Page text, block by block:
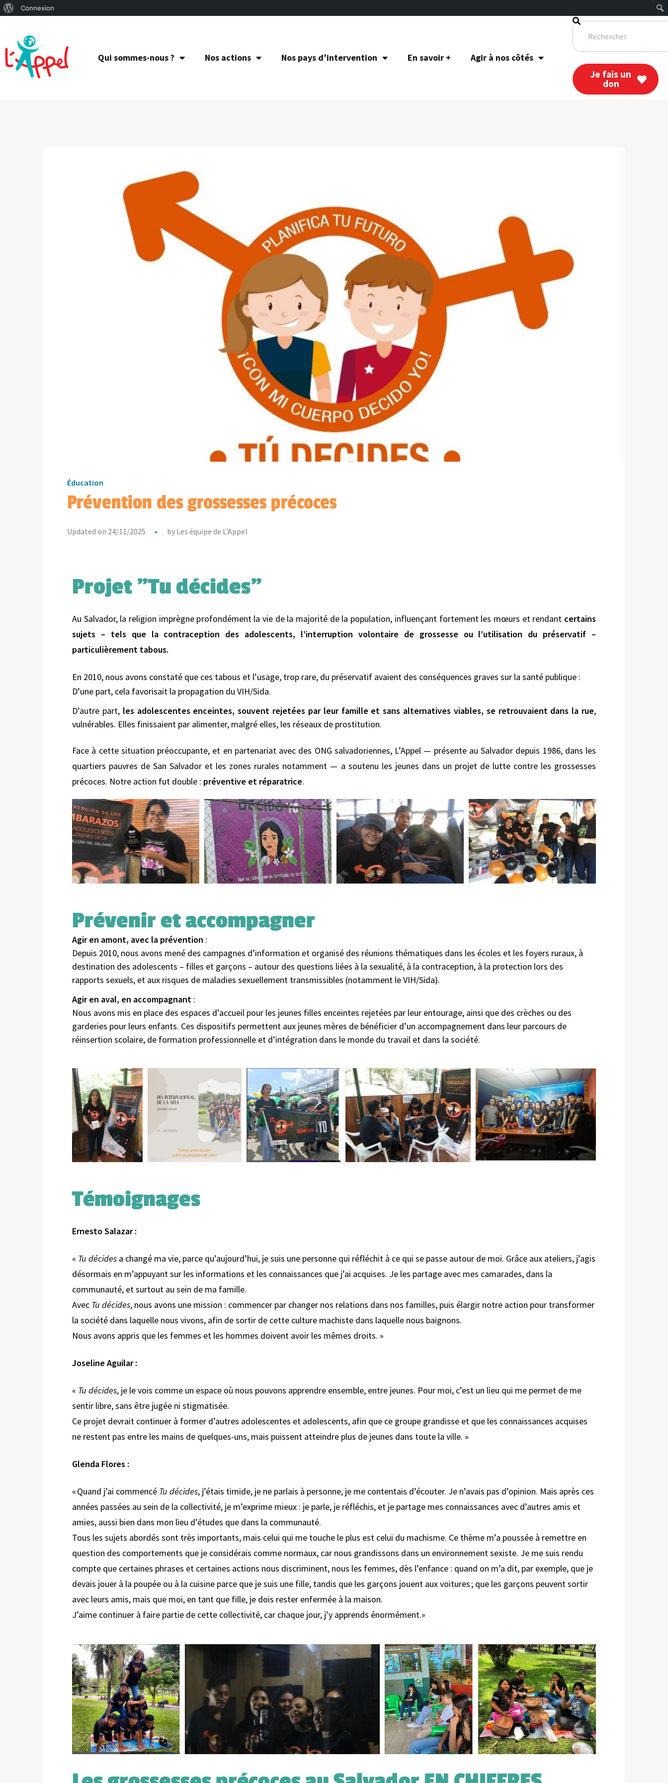
Qui sommes-nous ? Nos actions Nos pays d’intervention En savoir + Agir à nos côtés
Je fais un
don
Éducation
Prévention des grossesses précoces
Updated on 24/11/2025 by Les équipe de L'Appel
Projet "Tu décides"
Au Salvador, la religion imprègne profondément la vie de la majorité de la population, influençant fortement les mœurs et rendant certains
sujets – tels que la contraception des adolescents, l’interruption volontaire de grossesse ou l’utilisation du préservatif –
particulièrement tabous.
En 2010, nous avons constaté que ces tabous et l’usage, trop rare, du préservatif avaient des conséquences graves sur la santé publique :
D’une part, cela favorisait la propagation du VIH/Sida.
D’autre part, les adolescentes enceintes, souvent rejetées par leur famille et sans alternatives viables, se retrouvaient dans la rue,
vulnérables. Elles finissaient par alimenter, malgré elles, les réseaux de prostitution.
Face à cette situation préoccupante, et en partenariat avec des ONG salvadoriennes, L’Appel — présente au Salvador depuis 1986, dans les
quartiers pauvres de San Salvador et les zones rurales notamment — a soutenu les jeunes dans un projet de lutte contre les grossesses
précoces. Notre action fut double : préventive et réparatrice.
Prévenir et accompagner
Agir en amont, avec la prévention :
Depuis 2010, nous avons mené des campagnes d’information et organisé des réunions thématiques dans les écoles et les foyers ruraux, à
destination des adolescents – filles et garçons – autour des questions liées à la sexualité, à la contraception, à la protection lors des
rapports sexuels, et aux risques de maladies sexuellement transmissibles (notamment le VIH/Sida).
Agir en aval, en accompagnant :
Nous avons mis en place des espaces d’accueil pour les jeunes filles enceintes rejetées par leur entourage, ainsi que des crèches ou des
garderies pour leurs enfants. Ces dispositifs permettent aux jeunes mères de bénéficier d’un accompagnement dans leur parcours de
réinsertion scolaire, de formation professionnelle et d’intégration dans le monde du travail et dans la société.
Témoignages
Ernesto Salazar :
« Tu décides a changé ma vie, parce qu’aujourd’hui, je suis une personne qui réfléchit à ce qui se passe autour de moi. Grâce aux ateliers, j’agis
désormais en m’appuyant sur les informations et les connaissances que j’ai acquises. Je les partage avec mes camarades, dans la
communauté, et surtout au sein de ma famille.
Avec Tu décides, nous avons une mission : commencer par changer nos relations dans nos familles, puis élargir notre action pour transformer
la société dans laquelle nous vivons, afin de sortir de cette culture machiste dans laquelle nous baignons.
Nous avons appris que les femmes et les hommes doivent avoir les mêmes droits. »
Joseline Aguilar :
« Tu décides, je le vois comme un espace où nous pouvons apprendre ensemble, entre jeunes. Pour moi, c’est un lieu qui me permet de me
sentir libre, sans être jugée ni stigmatisée.
Ce projet devrait continuer à former d’autres adolescentes et adolescents, afin que ce groupe grandisse et que les connaissances acquises
ne restent pas entre les mains de quelques-uns, mais puissent atteindre plus de jeunes dans toute la ville. »
Glenda Flores :
« Quand j’ai commencé Tu décides, j’étais timide, je ne parlais à personne, je me contentais d’écouter. Je n’avais pas d’opinion. Mais après ces
années passées au sein de la collectivité, je m’exprime mieux : je parle, je réfléchis, et je partage mes connaissances avec d’autres amis et
amies, aussi bien dans mon lieu d’études que dans la communauté.
Tous les sujets abordés sont très importants, mais celui qui me touche le plus est celui du machisme. Ce thème m’a poussée à remettre en
question des comportements que je considérais comme normaux, car nous grandissons dans un environnement sexiste. Je me suis rendu
compte que certaines phrases et certaines actions nous discriminent, nous les femmes, dès l’enfance : quand on m’a dit, par exemple, que je
devais jouer à la poupée ou à la cuisine parce que je suis une fille, tandis que les garçons jouent aux voitures ; que les garçons peuvent sortir
avec leurs amis, mais que moi, en tant que fille, je dois rester enfermée à la maison.
J’aime continuer à faire partie de cette collectivité, car chaque jour, j’y apprends énormément.»
Connexion